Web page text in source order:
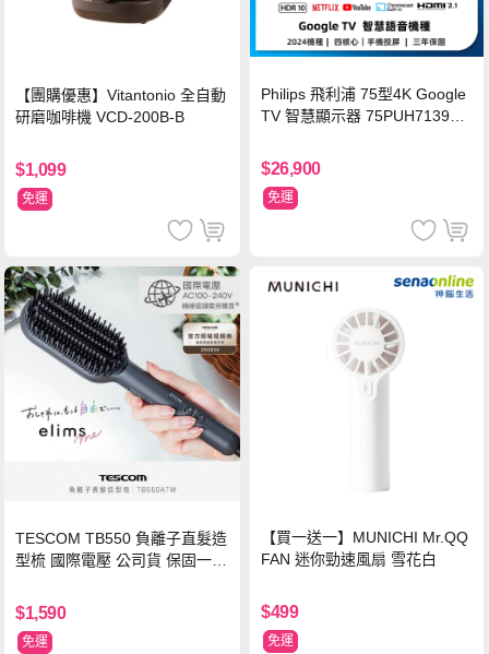
【團購優惠】Vitantonio 全自動
研磨咖啡機 VCD-200B-B
$1,099
免運
Philips 飛利浦 75型4K Google
TV 智慧顯示器 75PUH7139
$26,900
免運
TESCOM TB550 負離子直髮造
型梳 國際電壓 公司貨 保固一年
$1,590
免運
【買一送一】MUNICHI Mr.QQ
FAN 迷你勁速風扇 雪花白
$499
免運